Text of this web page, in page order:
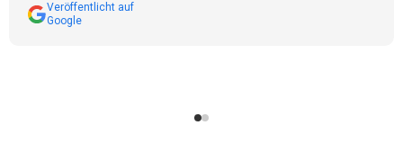
Veröffentlicht auf
Google